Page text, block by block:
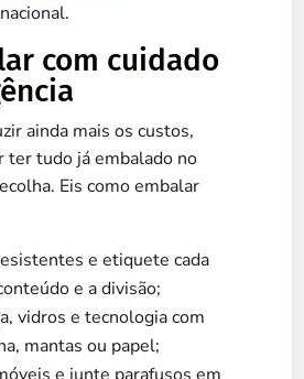
com cuidado
ainda mais os custos,
ter tudo já embalado no
Eis como embalar
e etiquete cada
e a divisão;
vidros e tecnologia com
mantas ou papel;